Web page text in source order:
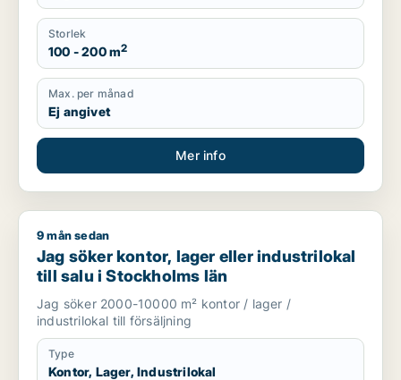
Storlek
100 - 200 m2
Max. per månad
Ej angivet
Mer info
Jag söker kontor, lager eller industrilokal till salu i
9 mån sedan
Jag söker kontor, lager eller industrilokal
till salu i Stockholms län
Jag söker 2000-10000 m² kontor / lager /
industrilokal till försäljning
Type
Kontor, Lager, Industrilokal